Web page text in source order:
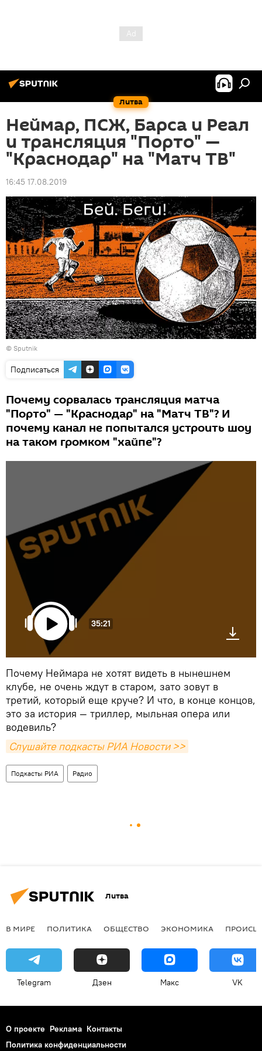
Литва
Неймар, ПСЖ, Барса и Реал
и трансляция "Порто" —
"Краснодар" на "Матч ТВ"
16:45 17.08.2019
© Sputnik
Подписаться
Почему сорвалась трансляция матча
"Порто" — "Краснодар" на "Матч ТВ"? И
почему канал не попытался устроить шоу
на таком громком "хайпе"?
35:21
Почему Неймара не хотят видеть в нынешнем
клубе, не очень ждут в старом, зато зовут в
третий, который еще круче? И что, в конце концов,
это за история — триллер, мыльная опера или
водевиль?
Слушайте подкасты РИА Новости >>
Подкасты РИА Радио
Литва
В МИРЕ ПОЛИТИКА ОБЩЕСТВО ЭКОНОМИКА
Telegram Дзен Макс VK
О проекте Реклама Контакты
Политика конфиденциальности